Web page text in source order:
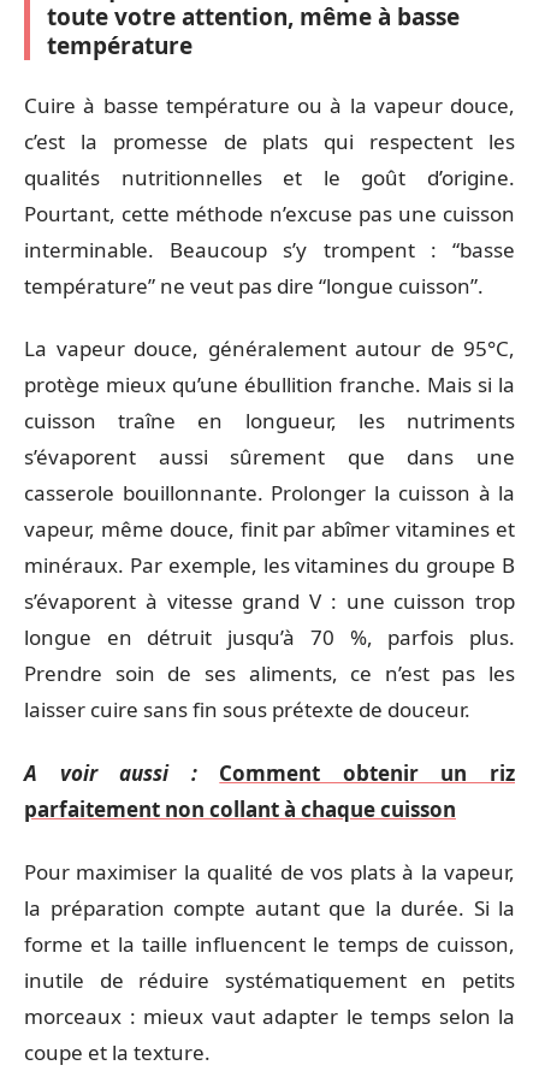
toute votre attention, même à basse
température
Cuire à basse température ou à la vapeur douce,
c’est la promesse de plats qui respectent les
qualités nutritionnelles et le goût d’origine.
Pourtant, cette méthode n’excuse pas une cuisson
interminable. Beaucoup s’y trompent : “basse
température” ne veut pas dire “longue cuisson”.
La vapeur douce, généralement autour de 95°C,
protège mieux qu’une ébullition franche. Mais si la
cuisson traîne en longueur, les nutriments
s’évaporent aussi sûrement que dans une
casserole bouillonnante. Prolonger la cuisson à la
vapeur, même douce, finit par abîmer vitamines et
minéraux. Par exemple, les vitamines du groupe B
s’évaporent à vitesse grand V : une cuisson trop
longue en détruit jusqu’à 70 %, parfois plus.
Prendre soin de ses aliments, ce n’est pas les
laisser cuire sans fin sous prétexte de douceur.
A voir aussi :
Comment obtenir un riz
parfaitement non collant à chaque cuisson
Pour maximiser la qualité de vos plats à la vapeur,
la préparation compte autant que la durée. Si la
forme et la taille influencent le temps de cuisson,
inutile de réduire systématiquement en petits
morceaux : mieux vaut adapter le temps selon la
coupe et la texture.